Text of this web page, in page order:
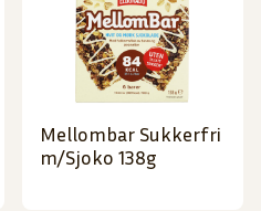
Mellombar Sukkerfri
m/Sjoko 138g